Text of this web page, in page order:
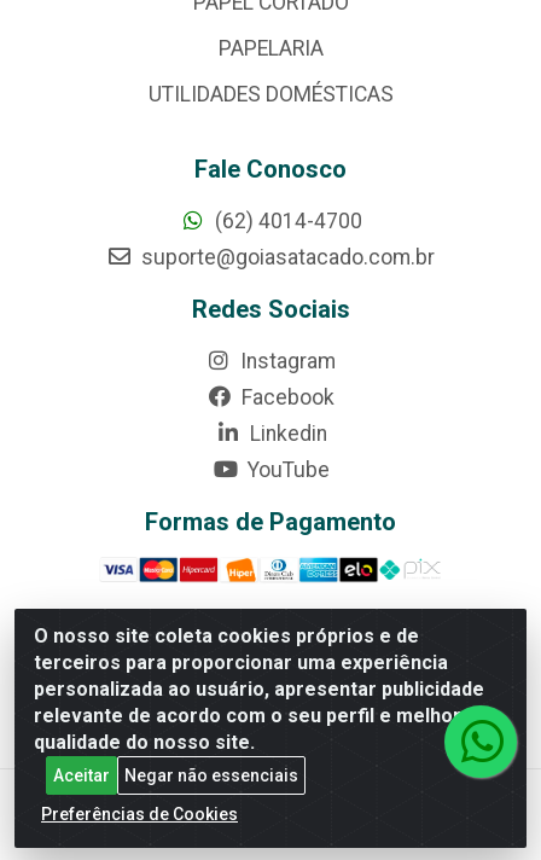
O nosso site coleta cookies próprios e de
terceiros para proporcionar uma experiência
personalizada ao usuário, apresentar publicidade
relevante de acordo com o seu perfil e melhorar a
qualidade do nosso site.
Aceitar
Negar não essenciais
Preferências de Cookies
PAPELARIA
UTILIDADES DOMÉSTICAS
Fale Conosco
(62) 4014-4700
suporte@goiasatacado.com.br
Redes Sociais
Instagram
Facebook
Linkedin
YouTube
Formas de Pagamento
Rede Brasil - Avenida Universitária, nº 3860, Jardim das
Américas II Etapa - Anápolis/GO - CEP 75070-415 -
CNPJ 07.728.073/0002-24